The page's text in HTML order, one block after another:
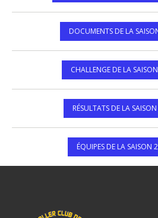
DOCUMENTS DE LA
CHALLENGE DE LA
RÉSULTATS DE LA
ÉQUIPES DE LA SAISON